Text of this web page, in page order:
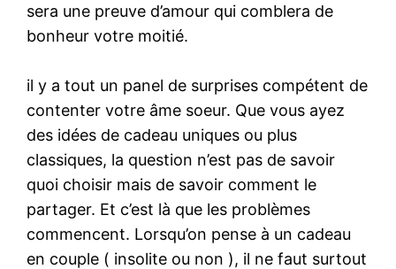
sera une preuve d’amour qui comblera de
bonheur votre moitié.
il y a tout un panel de surprises compétent de
contenter votre âme soeur. Que vous ayez
des idées de cadeau uniques ou plus
classiques, la question n’est pas de savoir
quoi choisir mais de savoir comment le
partager. Et c’est là que les problèmes
commencent. Lorsqu’on pense à un cadeau
en couple ( insolite ou non ), il ne faut surtout